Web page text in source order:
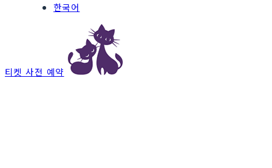
한국어
티켓 사전 예약